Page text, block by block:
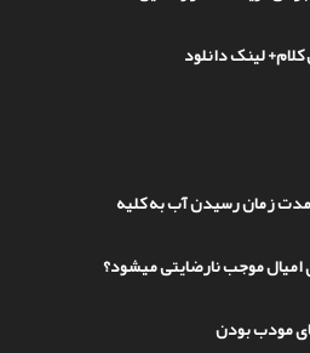
زمان رسیدن آب به کلیه
امیال موجب نارضایتی میشود؟
مودب بودن